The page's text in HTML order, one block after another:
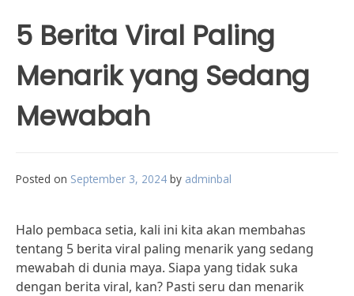
5 Berita Viral Paling
Menarik yang Sedang
Mewabah
Posted on September 3, 2024 by adminbal
Halo pembaca setia, kali ini kita akan membahas
tentang 5 berita viral paling menarik yang sedang
mewabah di dunia maya. Siapa yang tidak suka
dengan berita viral, kan? Pasti seru dan menarik